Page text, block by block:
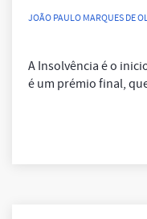
JOÃO PAULO MARQUES DE
A Insolvência é o
é um prémio final,